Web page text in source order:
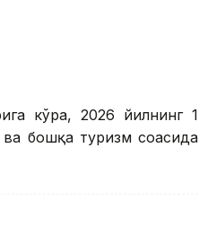
кўра, 2026 йилнинг 1
бошқа туризм соҳасида